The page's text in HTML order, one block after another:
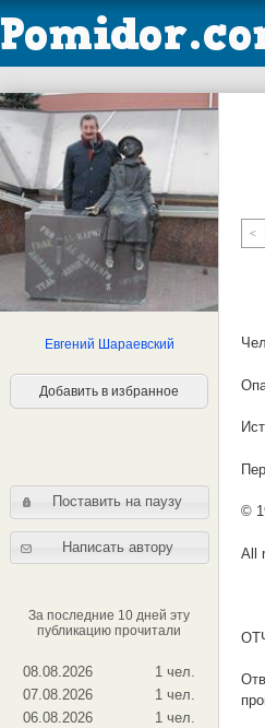
Евгений Шараевский
Добавить в избранное
Поставить на паузу
Написать автору
За последние 10 дней эту
публикацию прочитали
08.08.2026
1 чел.
07.08.2026
1 чел.
06.08.2026
1 чел.
<
©
All